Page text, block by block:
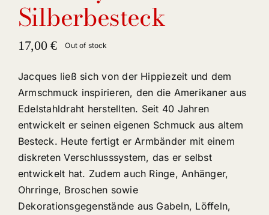
Silberbesteck
17,00€ Out of stock
Jacques ließ sich von der Hippiezeit und dem
Armschmuck inspirieren, den die Amerikaner aus
Edelstahldraht herstellten. Seit 40 Jahren
entwickelt er seinen eigenen Schmuck aus altem
Besteck. Heute fertigt er Armbänder mit einem
diskreten Verschlusssystem, das er selbst
entwickelt hat. Zudem auch Ringe, Anhänger,
Ohrringe, Broschen sowie
Dekorationsgegenstände aus Gabeln, Löffeln,